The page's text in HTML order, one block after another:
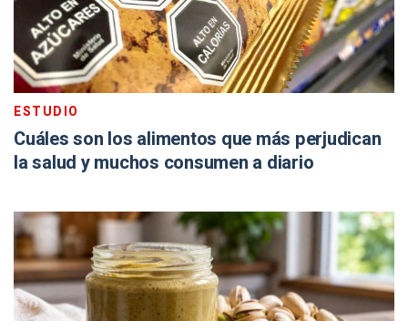
ESTUDIO
Cuáles son los alimentos que más perjudican
la salud y muchos consumen a diario